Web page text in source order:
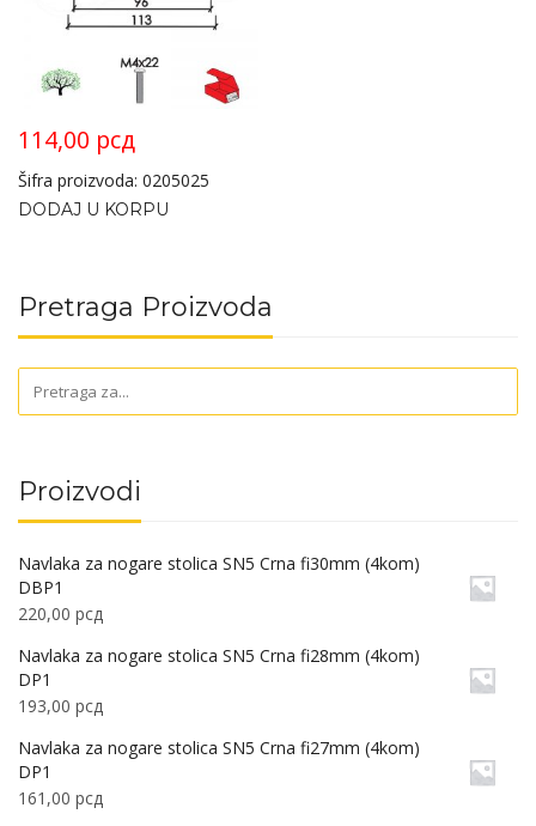
114,00 рсд
Šifra proizvoda: 0205025
DODAJ U KORPU
Pretraga Proizvoda
Proizvodi
Navlaka za nogare stolica SN5 Crna fi30mm (4kom)
DBP1
220,00 рсд
Navlaka za nogare stolica SN5 Crna fi28mm (4kom)
DP1
193,00 рсд
Navlaka za nogare stolica SN5 Crna fi27mm (4kom)
DP1
161,00 рсд